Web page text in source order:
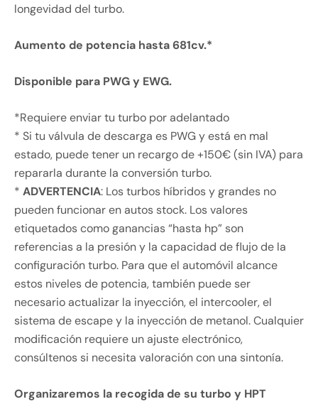
longevidad del turbo.
Aumento de potencia hasta 681cv.*
Disponible para PWG y EWG.
*Requiere enviar tu turbo por adelantado
* Si tu válvula de descarga es PWG y está en mal
estado, puede tener un recargo de +150€ (sin IVA) para
repararla durante la conversión turbo.
* ADVERTENCIA: Los turbos híbridos y grandes no
pueden funcionar en autos stock. Los valores
etiquetados como ganancias “hasta hp” son
referencias a la presión y la capacidad de flujo de la
configuración turbo. Para que el automóvil alcance
estos niveles de potencia, también puede ser
necesario actualizar la inyección, el intercooler, el
sistema de escape y la inyección de metanol. Cualquier
modificación requiere un ajuste electrónico,
consúltenos si necesita valoración con una sintonía.
Organizaremos la recogida de su turbo y HPT